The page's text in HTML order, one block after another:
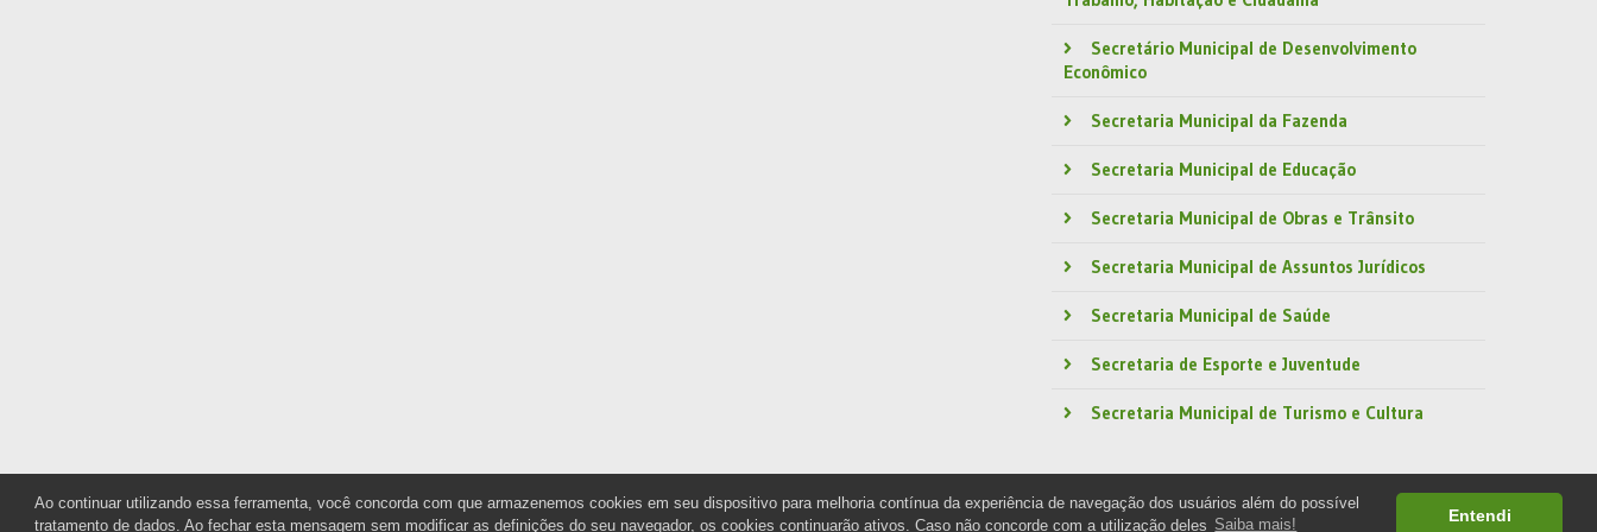
Ao continuar utilizando essa ferramenta, você concorda com que armazenemos cookies em seu dispositivo para melhoria contínua da experiência de navegação dos usuários além do possível
tratamento de dados. Ao fechar esta mensagem sem modificar as definições do seu navegador, os cookies continuarão ativos. Caso não concorde com a utilização deles Saiba mais! Entendi
Secretário Municipal de Desenvolvimento
Econômico
Secretaria Municipal da Fazenda
Secretaria Municipal de Educação
Secretaria Municipal de Obras e Trânsito
Secretaria Municipal de Assuntos Jurídicos
Secretaria Municipal de Saúde
Secretaria de Esporte e Juventude
Secretaria Municipal de Turismo e Cultura